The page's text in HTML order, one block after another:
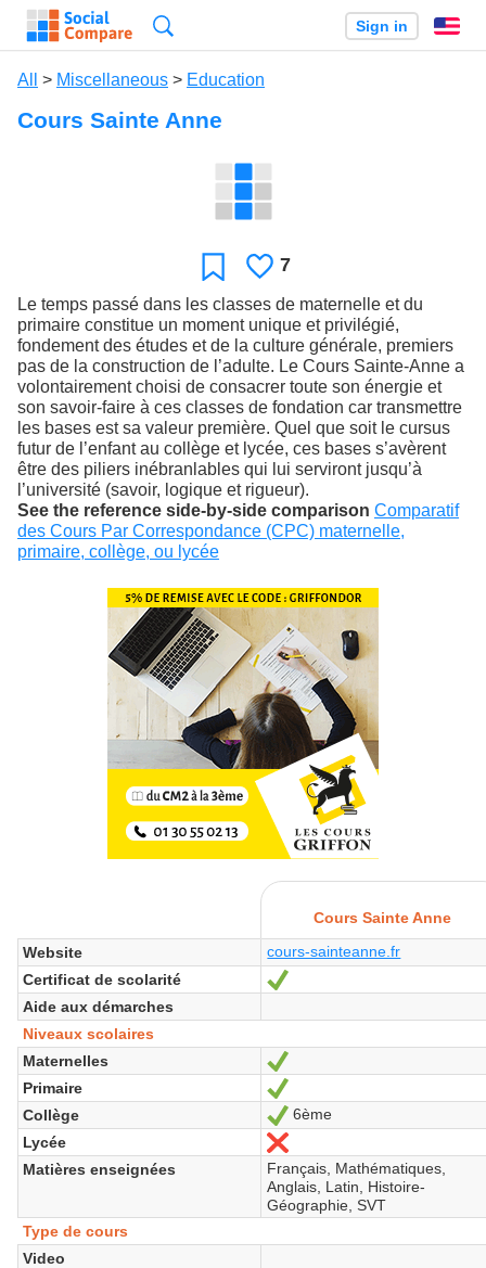
Sign in
All > Miscellaneous > Education
Cours Sainte Anne
FavoriteLikes
7
Le temps passé dans les classes de maternelle et du
primaire constitue un moment unique et privilégié,
fondement des études et de la culture générale, premiers
pas de la construction de l’adulte. Le Cours Sainte-Anne a
volontairement choisi de consacrer toute son énergie et
son savoir-faire à ces classes de fondation car transmettre
les bases est sa valeur première. Quel que soit le cursus
futur de l’enfant au collège et lycée, ces bases s’avèrent
être des piliers inébranlables qui lui serviront jusqu’à
l’université (savoir, logique et rigueur).
See the reference side-by-side comparison Comparatif
des Cours Par Correspondance (CPC) maternelle,
primaire, collège, ou lycée
Cours Sainte Anne
Website
cours-sainteanne.fr
Certificat de scolarité
Yes
Aide aux démarches
Niveaux scolaires
Maternelles
Yes
Primaire
Yes
Collège
Yes
6ème
Lycée
No
Matières enseignées
Français, Mathématiques,
Anglais, Latin, Histoire-
Géographie, SVT
Type de cours
Video